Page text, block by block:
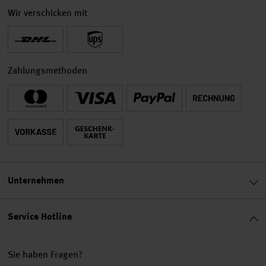
Service Hotline
Sie haben Fragen?
Wir verschicken mit
Zahlungsmethoden
Unternehmen